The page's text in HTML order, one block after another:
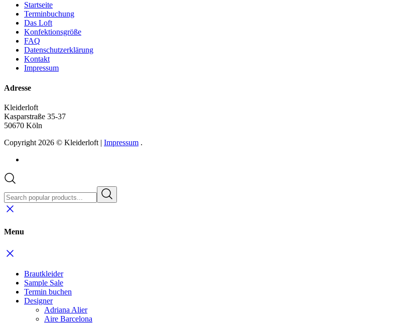
Startseite
Terminbuchung
Das Loft
Konfektionsgröße
FAQ
Datenschutzerklärung
Kontakt
Impressum
Adresse
Kleiderloft
Kasparstraße 35-37
50670 Köln
Copyright 2026 © Kleiderloft | Impressum .
Menu
Brautkleider
Sample Sale
Termin buchen
Designer
Adriana Alier
Aire Barcelona